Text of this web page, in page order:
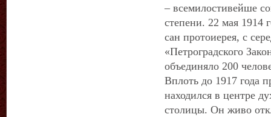
– всемилостивейше
степени. 22 мая 1914
сан протоиерея, с
«Петроградского
объединяло 200
Вплоть до 1917 года
находился в центре
столицы. Он живо